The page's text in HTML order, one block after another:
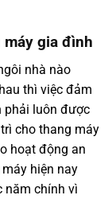
gia đình
nhà nào
thì việc đảm
phải luôn được
cho thang máy
hoạt động an
hiện nay
năm chính vì